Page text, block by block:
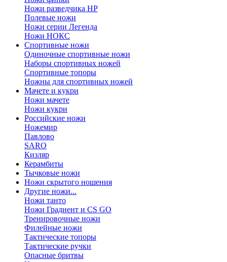
Ножи разведчика НР
Полевые ножи
Ножи серии Легенда
Ножи НОКС
Спортивные ножи
Одиночные спортивные ножи
Наборы спортивных ножей
Спортивные топоры
Ножны для спортивных ножей
Мачете и кукри
Ножи мачете
Ножи кукри
Российские ножи
Ножемир
Павлово
SARO
Кизляр
Керамбиты
Тычковые ножи
Ножи скрытого ношения
Другие ножи...
Ножи танто
Ножи Градиент и CS GO
Тренировочные ножи
Филейные ножи
Тактические топоры
Тактические ручки
Опасные бритвы